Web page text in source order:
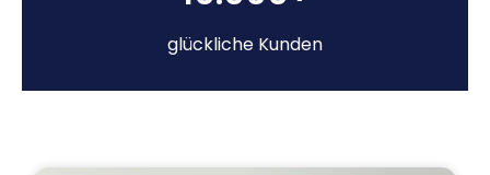
glückliche Kunden